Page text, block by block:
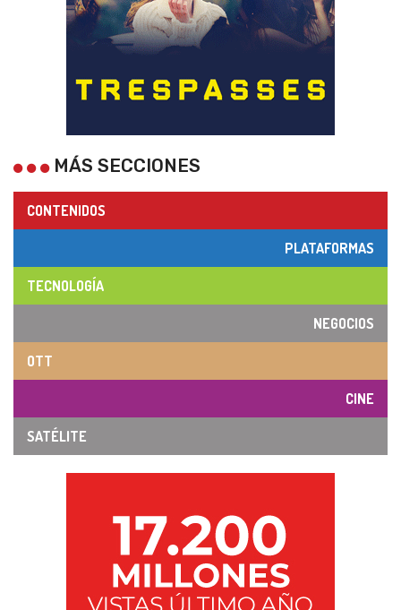
MÁS SECCIONES
CONTENIDOS
PLATAFORMAS
TECNOLOGÍA
NEGOCIOS
OTT
CINE
SATÉLITE